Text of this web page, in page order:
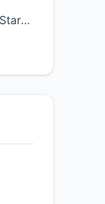
全球多币种账户 + 海外实体借记卡，Starryblu开户教程与注意事项